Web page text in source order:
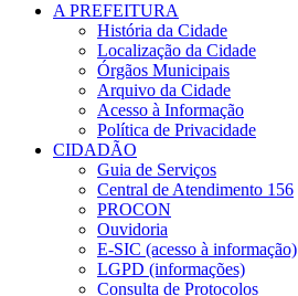
A PREFEITURA
História da Cidade
Localização da Cidade
Órgãos Municipais
Arquivo da Cidade
Acesso à Informação
Política de Privacidade
CIDADÃO
Guia de Serviços
Central de Atendimento 156
PROCON
Ouvidoria
E-SIC (acesso à informação)
LGPD (informações)
Consulta de Protocolos